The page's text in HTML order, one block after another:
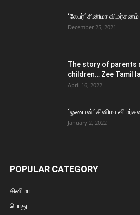
‘லேபர்’ சினிமா விமர்சனம்
December 25, 2021
The story of parents
children… Zee Tamil
April 16, 2022
‘ஓணான்’ சினிமா
January 2, 2022
POPULAR CATEGORY
சினிமா
பொது